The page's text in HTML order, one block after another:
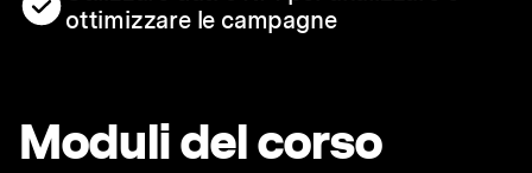
ottimizzare le campagne
Moduli del corso